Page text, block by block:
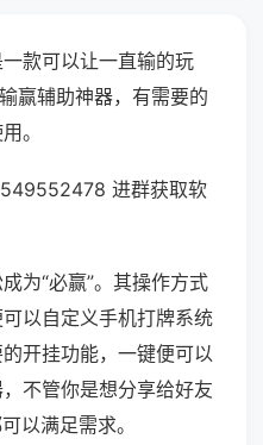
款可以让一直输的玩
赢辅助神器，有需要的
。
进群获取软
为“必赢”。其操作方式
以自定义手机打牌系统
开挂功能，一键便可以
不管你是想分享给好友
以满足需求。